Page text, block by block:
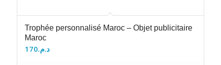
Trophée personnalisé Maroc – Objet publicitaire
Maroc
د.م.170